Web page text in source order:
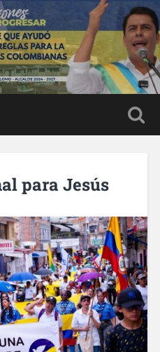
para Jesús